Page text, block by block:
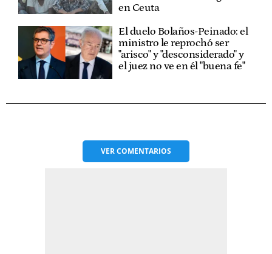
en Ceuta
El duelo Bolaños-Peinado: el
ministro le reprochó ser
"arisco" y "desconsiderado" y
el juez no ve en él "buena fe"
VERCOMENTARIOS